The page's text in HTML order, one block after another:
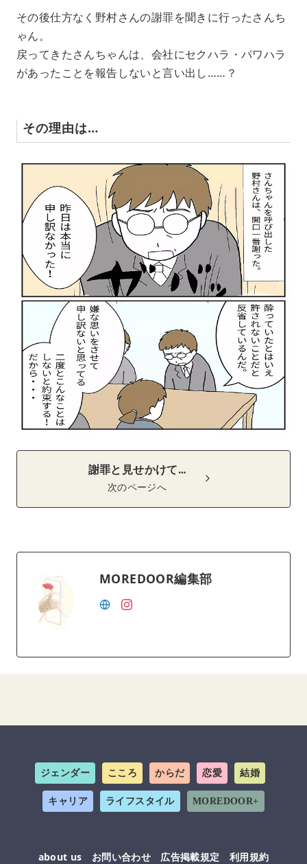
その後仕方なく野村さんの謝罪を聞きに行ったさんち
ゃん。
戻ってきたさんちゃんは、会社にセクハラ・パワハラ
があったことを報告しないと言い出し……？
その理由は…
謝罪と見せかけて…
次のページへ
MOREDOOR編集部
ジェンダー こころ からだ 恋愛 結婚
キャリア ライフスタイル MOREDOOR+
about us お問い合わせ 広告掲載規定 利用規約